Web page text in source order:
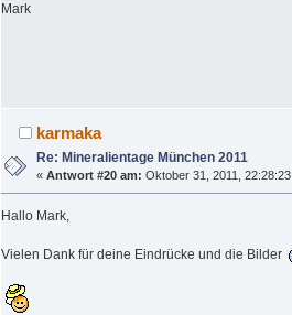
Mark
karmaka
Re: Mineralientage München 2011
«Antwort #20 am: Oktober 31, 2011,
Hallo Mark,
Vielen Dank für deine Eindrücke und die Bilder